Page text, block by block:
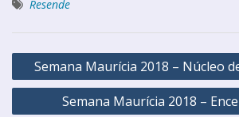
Resende
Semana Maurícia 2018 – Núcleo
Semana Maurícia 2018 –